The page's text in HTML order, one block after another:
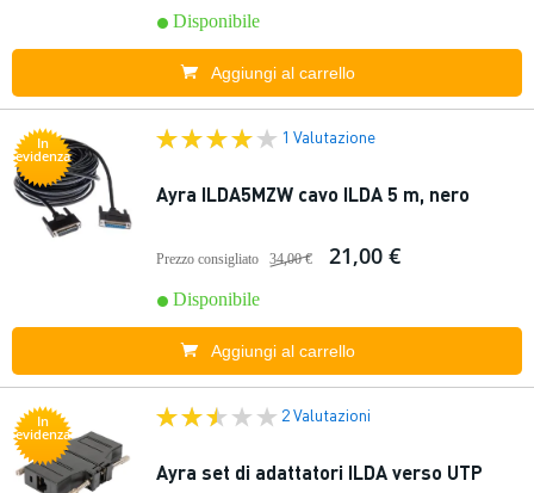
Disponibile
Aggiungi al carrello
In
evidenza
1 Valutazione
Ayra ILDA5MZW cavo ILDA 5 m, nero
Prezzo consigliato 34,00 € 21,00 €
Disponibile
Aggiungi al carrello
In
evidenza
2 Valutazioni
Ayra set di adattatori ILDA verso UTP